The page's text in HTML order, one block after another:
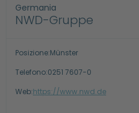
Germania
NWD-Gruppe
Posizione:Münster
Telefono:0251 7607-0
Web:https://www.nwd.de